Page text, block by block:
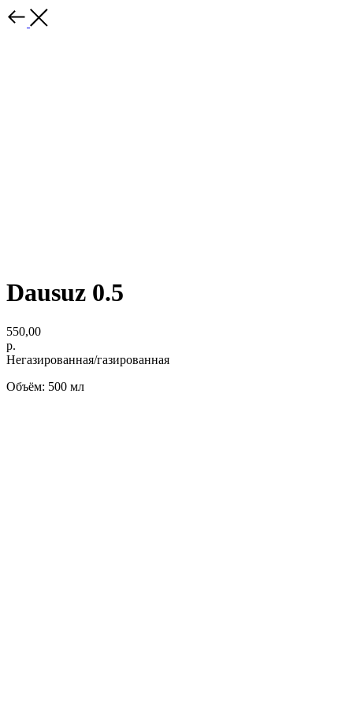
Dausuz 0.5
550,00
р.
Негазированная/газированная
Объём: 500 мл